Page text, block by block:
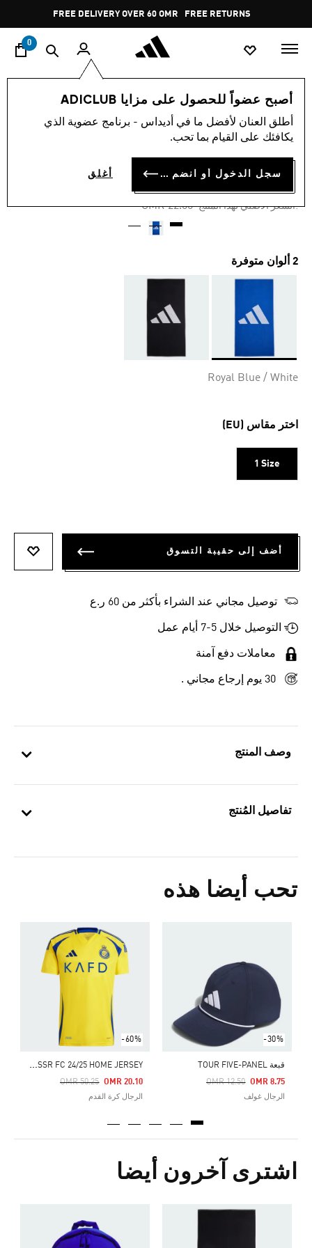
Pause
promotion
rotation
FREE DELIVERY OVER 60 OMR FREE RETURNS
0
أصبح عضواً للحصول على مزايا ADICLUB
أطلق العنان لأفضل ما في أديداس - برنامج عضوية الذي
يكافئك على القيام بما تحب.
سجل الدخول أو انضم الآن أغلق
وصف المنتج
تفاصيل المُنتج
تحب أيضا هذه
-30%
قبعة TOUR FIVE-PANEL
Price Reduced From
OMR 12.50
To OMR 8.75
الرجال غولف
-60%
A
LNASSR FC 24/25 HOME JERSEY
Price Reduced From
OMR 50.25
To OMR 20.10
الرجال كرة القدم
Price Reduced From
To
اشترى آخرون أيضا
Price Reduced From
الرياضات رياضات أخرى رياضة إكسسوارات
-30%
منشفة كبيرة
OMR 14.31
:السعر الأصلي لهذا المنتج Price reduced from
OMR 22.00
to
2 ألوان متوفرة
Royal Blue / White
اختر مقاس (EU)
1 Size
أضف إلى حقيبة التسوق
توصيل مجاني عند الشراء بأكثر من 60 ر.ع
التوصيل خلال 5-7 أيام عمل
معاملات دفع آمنة